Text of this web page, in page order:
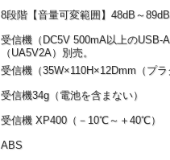
8段階【音量可変範囲】48dB～
受信機（DC5V 500mA以上のUSB-
（UA5V2A）別売。
受信機（35W×110H×12Dmm（プラ
受信機34g（電池を含まない）
受信機 XP400（－10℃～＋40℃）
ABS